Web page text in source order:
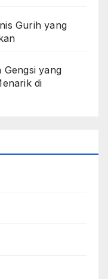
Gurih yang
Gengsi yang
di